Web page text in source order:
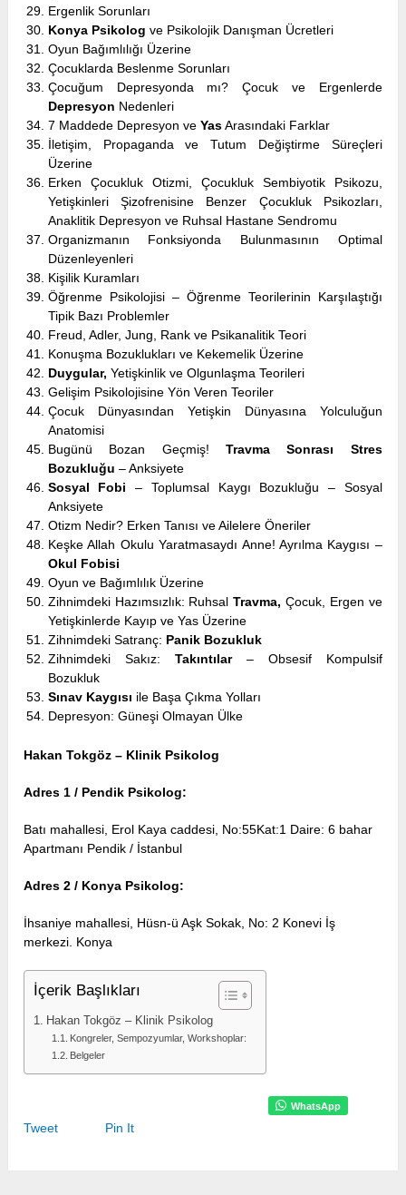
Ergenlik Sorunları
Konya Psikolog ve Psikolojik Danışman Ücretleri
Oyun Bağımlılığı Üzerine
Çocuklarda Beslenme Sorunları
Çocuğum Depresyonda mı? Çocuk ve Ergenlerde
Depresyon Nedenleri
7 Maddede Depresyon ve YasArasındaki Farklar
İletişim, Propaganda ve Tutum Değiştirme Süreçleri
Üzerine
Erken Çocukluk Otizmi, Çocukluk Sembiyotik Psikozu,
Yetişkinleri Şizofrenisine Benzer Çocukluk Psikozları,
Anaklitik Depresyon ve Ruhsal Hastane Sendromu
Organizmanın Fonksiyonda Bulunmasının Optimal
Düzenleyenleri
Kişilik Kuramları
Öğrenme Psikolojisi – Öğrenme Teorilerinin Karşılaştığı
Tipik Bazı Problemler
Freud, Adler, Jung, Rank ve Psikanalitik Teori
Konuşma Bozuklukları ve Kekemelik Üzerine
Duygular, Yetişkinlik ve Olgunlaşma Teorileri
Gelişim Psikolojisine Yön Veren Teoriler
Çocuk Dünyasından Yetişkin Dünyasına Yolculuğun
Anatomisi
Bugünü Bozan Geçmiş!Travma Sonrası Stres
Bozukluğu – Anksiyete
Sosyal Fobi – Toplumsal Kaygı Bozukluğu – Sosyal
Anksiyete
Otizm Nedir? Erken Tanısı ve Ailelere Öneriler
Keşke Allah Okulu Yaratmasaydı Anne! Ayrılma Kaygısı –
Okul Fobisi
Oyun ve Bağımlılık Üzerine
Zihnimdeki Hazımsızlık: RuhsalTravma, Çocuk, Ergen ve
Yetişkinlerde Kayıp ve Yas Üzerine
Zihnimdeki Satranç: Panik Bozukluk
Zihnimdeki Sakız: Takıntılar– Obsesif Kompulsif
Bozukluk
Sınav Kaygısı ile Başa Çıkma Yolları
Depresyon: Güneşi Olmayan Ülke
Hakan Tokgöz – Klinik Psikolog
Adres 1 / Pendik Psikolog:
Batı mahallesi, Erol Kaya caddesi, No:55Kat:1 Daire: 6 bahar
Apartmanı Pendik / İstanbul
Adres 2 / Konya Psikolog:
İhsaniye mahallesi, Hüsn-ü Aşk Sokak, No: 2 Konevi İş
merkezi. Konya
İçerik Başlıkları
Hakan Tokgöz – Klinik Psikolog
Kongreler, Sempozyumlar, Workshoplar:
Belgeler
WhatsApp
Tweet Pin It